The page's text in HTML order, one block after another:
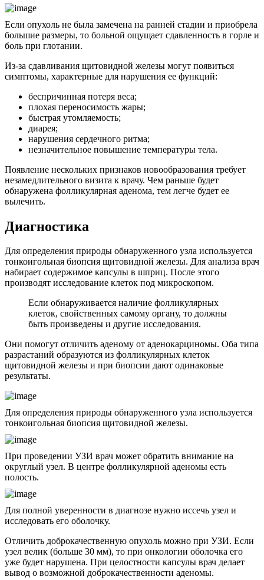
Если опухоль не была замечена на ранней стадии и приобрела
большие размеры, то больной ощущает сдавленность в горле и
боль при глотании.
Из-за сдавливания щитовидной железы могут появиться
симптомы, характерные для нарушения ее функций:
беспричинная потеря веса;
плохая переносимость жары;
быстрая утомляемость;
диарея;
нарушения сердечного ритма;
незначительное повышение температуры тела.
Появление нескольких признаков новообразования требует
незамедлительного визита к врачу. Чем раньше будет
обнаружена фолликулярная аденома, тем легче будет ее
вылечить.
Диагностика
Для определения природы обнаруженного узла используется
тонкоигольная биопсия щитовидной железы. Для анализа врач
набирает содержимое капсулы в шприц. После этого
производят исследование клеток под микроскопом.
Если обнаруживается наличие фолликулярных
клеток, свойственных самому органу, то должны
быть произведены и другие исследования.
Они помогут отличить аденому от аденокарциномы. Оба типа
разрастаний образуются из фолликулярных клеток
щитовидной железы и при биопсии дают одинаковые
результаты.
Для определения природы обнаруженного узла используется
тонкоигольная биопсия щитовидной железы.
При проведении УЗИ врач может обратить внимание на
округлый узел. В центре фолликулярной аденомы есть
полость.
Для полной уверенности в диагнозе нужно иссечь узел и
исследовать его оболочку.
Отличить доброкачественную опухоль можно при УЗИ. Если
узел велик (больше 30 мм), то при онкологии оболочка его
уже будет нарушена. При целостности капсулы врач делает
вывод о возможной доброкачественности аденомы.